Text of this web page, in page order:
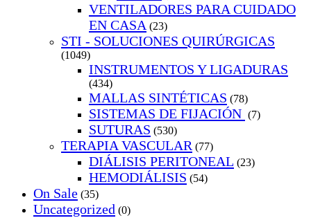
VENTILADORES PARA CUIDADO
EN CASA (23)
STI - SOLUCIONES QUIRÚRGICAS
(1049)
INSTRUMENTOS Y LIGADURAS
(434)
MALLAS SINTÉTICAS (78)
SISTEMAS DE FIJACIÓN (7)
SUTURAS (530)
TERAPIA VASCULAR (77)
DIÁLISIS PERITONEAL (23)
HEMODIÁLISIS (54)
On Sale (35)
Uncategorized (0)